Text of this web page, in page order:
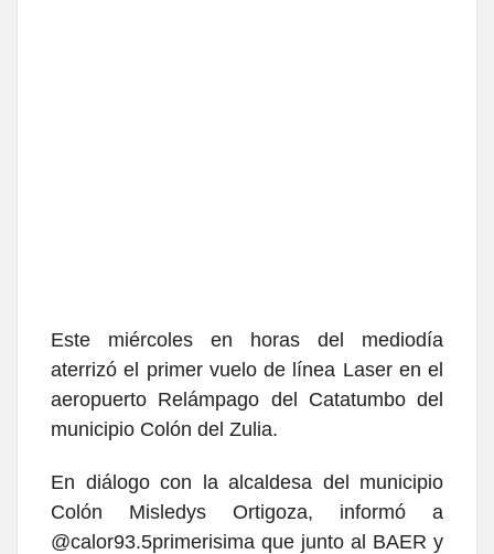
Este miércoles en horas del mediodía
aterrizó el primer vuelo de línea Laser en el
aeropuerto Relámpago del Catatumbo del
municipio Colón del Zulia.
En diálogo con la alcaldesa del municipio
Colón Misledys Ortigoza, informó a
@calor93.5primerisima que junto al BAER y